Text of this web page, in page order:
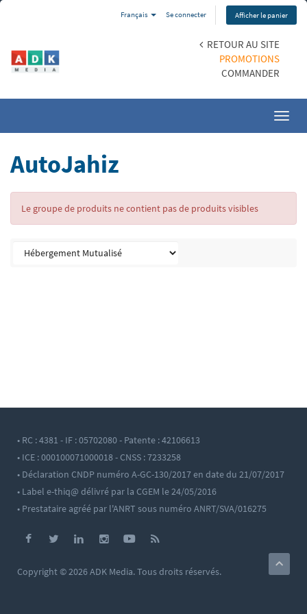
Français Se connecter Afficher le panier
RETOUR AU SITE
PROMOTIONS
COMMANDER
AutoJahiz
Le groupe de produits ne contient pas de produits visibles
• RC : 4381 - IF : 05702080 - Patente : 42106613
• ICE : 000100071000018 - CNSS : 7233258
• Déclaration CNDP numéro A-GC-130/2017 en date du 21/07/2017
• Label e-thiq@ délivré par la CGEM le 24/05/2016
• Prestataire agréé par l'ANRT sous numéro ANRT/SVA/016275
Copyright © 2026 ADK Media. Tous droits réservés.